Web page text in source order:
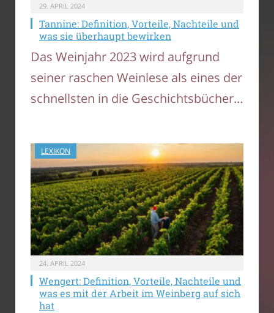
29. APRIL 2024
Tannine: Definition, Vorteile, Nachteile und
was sie überhaupt bewirken
Das Weinjahr 2023 wird aufgrund
seiner raschen Weinlese als eines der
schnellsten in die Geschichtsbücher…
LEXIKON
24. APRIL 2024
Wengert: Definition, Vorteile, Nachteile und
was es mit der Arbeit im Weinberg auf sich
hat